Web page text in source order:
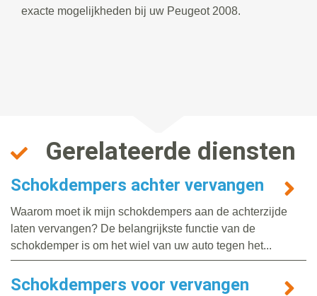
exacte mogelijkheden bij uw Peugeot 2008.
Gerelateerde diensten
Schokdempers achter vervangen
Waarom moet ik mijn schokdempers aan de achterzijde
laten vervangen? De belangrijkste functie van de
schokdemper is om het wiel van uw auto tegen het...
Schokdempers voor vervangen